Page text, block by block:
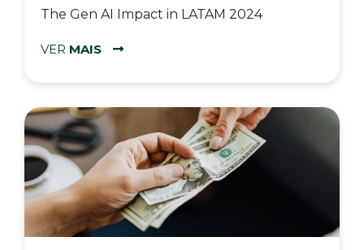
The Gen AI Impact in LATAM 2024
VER MAIS